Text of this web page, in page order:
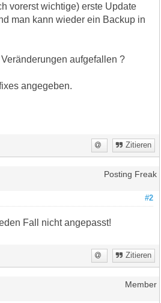
vorerst wichtige) erste Update
man kann wieder ein Backup in
aufgefallen ?
angegeben.
Zitieren
Posting Freak
#2
Fall nicht angepasst!
Zitieren
Member